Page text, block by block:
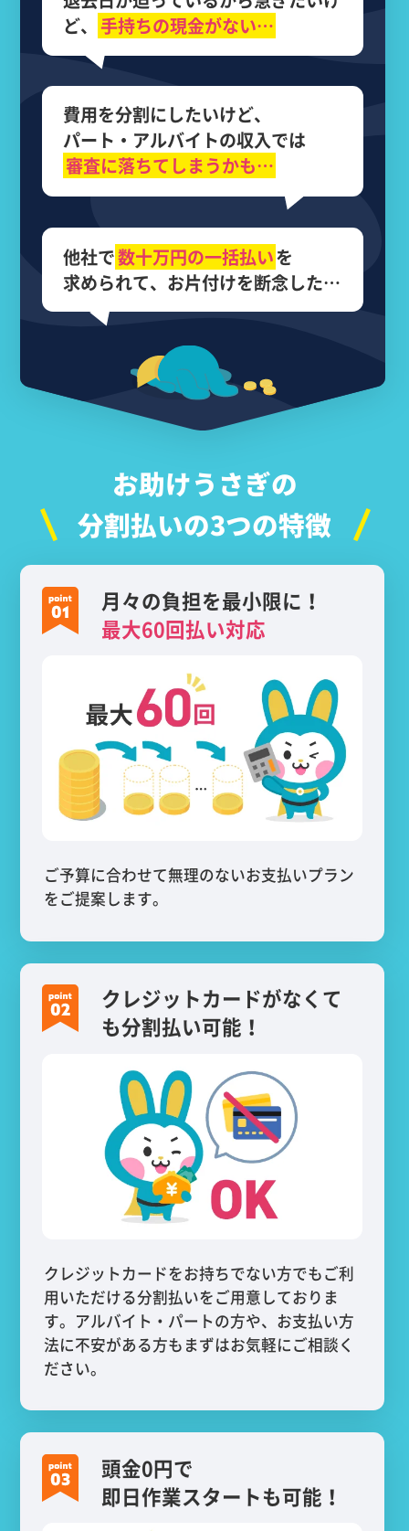
ど、 手持ちの現金がない…
費用を分割にしたいけど、
パート・アルバイトの収入では
審査に落ちてしまうかも…
他社で数十万円の一括払いを
求められて、 お片付けを断念した…
お助けうさぎの
分割払いの3つの特徴
月々の負担を最小限に！
最大60回払い対応
ご予算に合わせて無理のないお支払いプラン
をご提案します。
クレジットカードがなくて
も分割払い可能！
クレジットカードをお持ちでない方でもご利
用いただける分割払いをご用意しておりま
す。アルバイト・パートの方や、お支払い方
法に不安がある方もまずはお気軽にご相談く
ださい。
頭金0円で
即日作業スタートも可能！